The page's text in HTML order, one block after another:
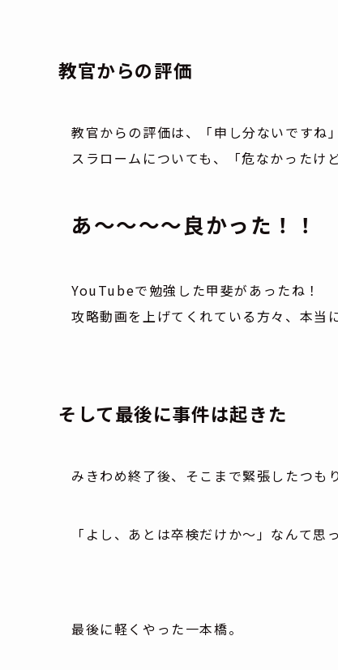
教官からの評価
教官からの評価は、「申し分ないですね
スラロームについても、「危なかったけ
あ～～～～良かった！！
YouTubeで勉強した甲斐があったね！
攻略動画を上げてくれている方々、本当
そして最後に事件は起きた
みきわめ終了後、そこまで緊張したつも
「よし、あとは卒検だけか～」なんて思
最後に軽くやった一本橋。